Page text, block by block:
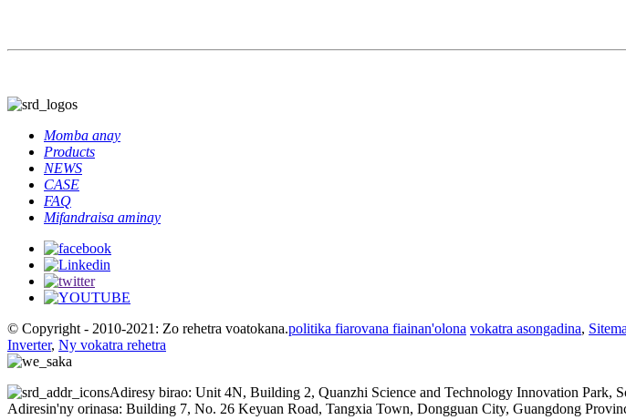
Momba anay
Products
NEWS
CASE
FAQ
Mifandraisa aminay
© Copyright - 2010-2021: Zo rehetra voatokana.politika fiarovana fiainan'olona vokatra asongadina,
Inverter, Ny vokatra rehetra
Adiresy birao: Unit 4N, Building 2, Quanzhi Science and Technology Innovation Park,
Adiresin'ny orinasa: Building 7, No. 26 Keyuan Road, Tangxia Town, Dongguan City, Guangdong